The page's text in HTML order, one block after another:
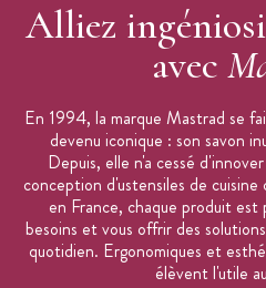
Alliez
avec
En 1994, la marque Mastrad se
devenu iconique : son savon
Depuis, elle n'a cessé
conception d'ustensiles de
en France, chaque produit est
besoins et vous offrir des
quotidien. Ergonomiques et
élèvent l'utile